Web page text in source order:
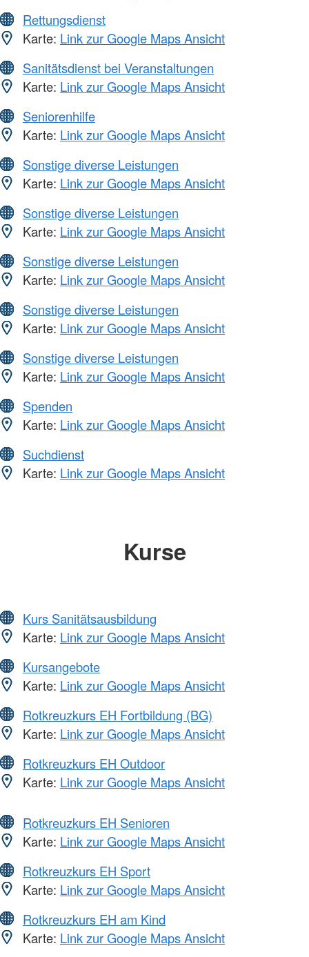
Rettungsdienst
Karte: Link zur Google Maps Ansicht
Sanitätsdienst bei Veranstaltungen
Karte: Link zur Google Maps Ansicht
Seniorenhilfe
Karte: Link zur Google Maps Ansicht
Sonstige diverse Leistungen
Karte: Link zur Google Maps Ansicht
Sonstige diverse Leistungen
Karte: Link zur Google Maps Ansicht
Sonstige diverse Leistungen
Karte: Link zur Google Maps Ansicht
Sonstige diverse Leistungen
Karte: Link zur Google Maps Ansicht
Sonstige diverse Leistungen
Karte: Link zur Google Maps Ansicht
Spenden
Karte: Link zur Google Maps Ansicht
Suchdienst
Karte: Link zur Google Maps Ansicht
Kurse
Kurs Sanitätsausbildung
Karte: Link zur Google Maps Ansicht
Kursangebote
Karte: Link zur Google Maps Ansicht
Rotkreuzkurs EH Fortbildung (BG)
Karte: Link zur Google Maps Ansicht
Rotkreuzkurs EH Outdoor
Karte: Link zur Google Maps Ansicht
Rotkreuzkurs EH Senioren
Karte: Link zur Google Maps Ansicht
Rotkreuzkurs EH Sport
Karte: Link zur Google Maps Ansicht
Rotkreuzkurs EH am Kind
Karte: Link zur Google Maps Ansicht